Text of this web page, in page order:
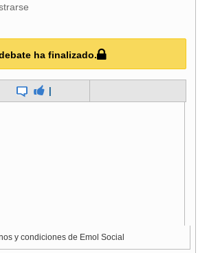
ha finalizado.
y condiciones de Emol Social